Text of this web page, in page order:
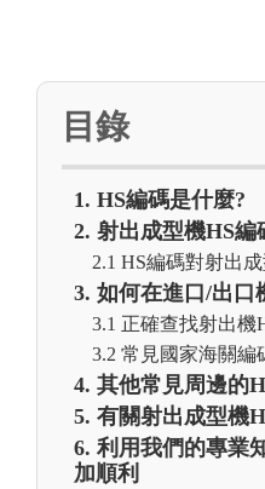
目錄
1. HS編碼是什麼?
2. 射出成型機HS編
2.1 HS編碼對射出
3. 如何在進口/出口
3.1 正確查找射出機
3.2 常見國家海關編
4. 其他常見周邊的
5. 有關射出成型機
6. 利用我們的專業
加順利